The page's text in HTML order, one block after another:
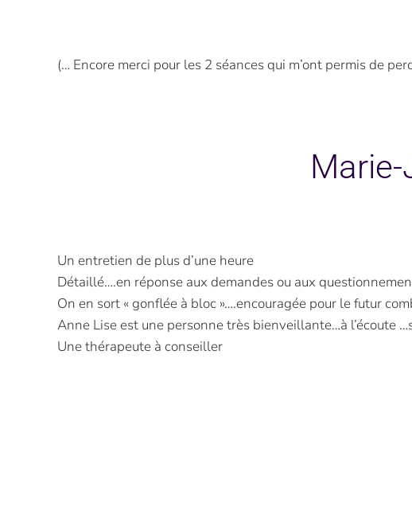
(… Encore merci pour les 2 séances qui m’ont permis de
Marie-
Un entretien de plus d’une heure
Détaillé….en réponse aux demandes ou aux
On en sort « gonflée à bloc »….encouragée pour le futur
Anne Lise est une personne très bienveillante…à l’écoute
Une thérapeute à conseiller